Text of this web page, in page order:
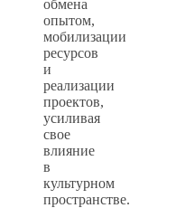
обмена
опытом,
мобилизации
ресурсов
и
реализации
проектов,
усиливая
свое
влияние
в
культурном
пространстве.